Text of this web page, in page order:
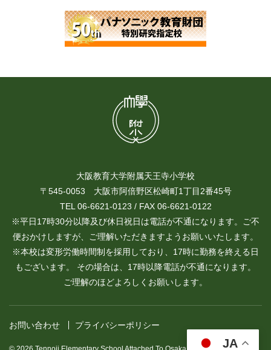
大阪教育大学附属天王寺小学校
〒545-0053 大阪市阿倍野区松崎町1丁目2番45号
TEL 06-6621-0123 / FAX 06-6621-0122
※平日17時30分以降及び休日祝日は電話が不通になります。ご不
便おかけしますが、ご理解いただきますようお願いいたします。
※本校は変形労働時間制を採用しており、17時に勤務を終える日
もございます。 その場合は、17時以降電話が不通になります。
ご理解のほどよろしくお願いします。
お問い合わせ プライバシーポリシー
JA